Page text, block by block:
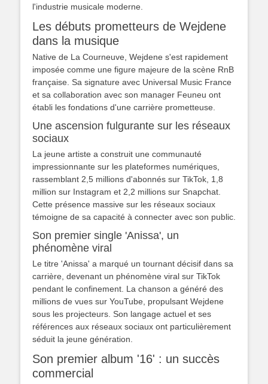
l'industrie musicale moderne.
Les débuts prometteurs de Wejdene
dans la musique
Native de La Courneuve, Wejdene s'est rapidement
imposée comme une figure majeure de la scène RnB
française. Sa signature avec Universal Music France
et sa collaboration avec son manager Feuneu ont
établi les fondations d'une carrière prometteuse.
Une ascension fulgurante sur les réseaux
sociaux
La jeune artiste a construit une communauté
impressionnante sur les plateformes numériques,
rassemblant 2,5 millions d'abonnés sur TikTok, 1,8
million sur Instagram et 2,2 millions sur Snapchat.
Cette présence massive sur les réseaux sociaux
témoigne de sa capacité à connecter avec son public.
Son premier single 'Anissa', un
phénomène viral
Le titre 'Anissa' a marqué un tournant décisif dans sa
carrière, devenant un phénomène viral sur TikTok
pendant le confinement. La chanson a généré des
millions de vues sur YouTube, propulsant Wejdene
sous les projecteurs. Son langage actuel et ses
références aux réseaux sociaux ont particulièrement
séduit la jeune génération.
Son premier album '16' : un succès
commercial